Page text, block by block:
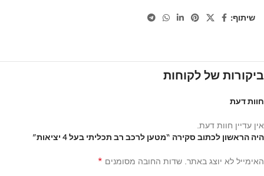
שיתוף:
ביקורות של לקוחות
חוות דעת
אין עדיין חוות דעת.
היה הראשון לכתוב סקירה “מטען לרכב רב תכליתי בעל 4 יציאות”
האימייל לא יוצג באתר. שדות החובה מסומנים *